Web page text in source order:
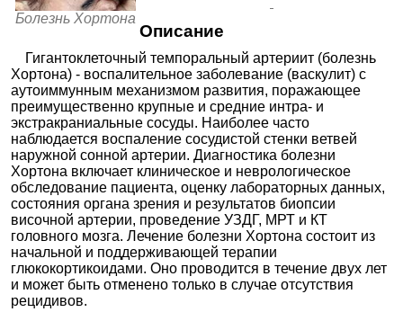
МЦ Звезда на
+7(843
Ещё 3521 клинику
Болезнь Хортона
Описание
Гигантоклеточный темпоральный артериит (болезнь
Хортона) - воспалительное заболевание (васкулит) с
аутоиммунным механизмом развития, поражающее
преимущественно крупные и средние интра- и
экстракраниальные сосуды. Наиболее часто
наблюдается воспаление сосудистой стенки ветвей
наружной сонной артерии. Диагностика болезни
Хортона включает клиническое и неврологическое
обследование пациента, оценку лабораторных данных,
состояния органа зрения и результатов биопсии
височной артерии, проведение УЗДГ, МРТ и КТ
головного мозга. Лечение болезни Хортона состоит из
начальной и поддерживающей терапии
глюкокортикоидами. Оно проводится в течение двух лет
и может быть отменено только в случае отсутствия
рецидивов.